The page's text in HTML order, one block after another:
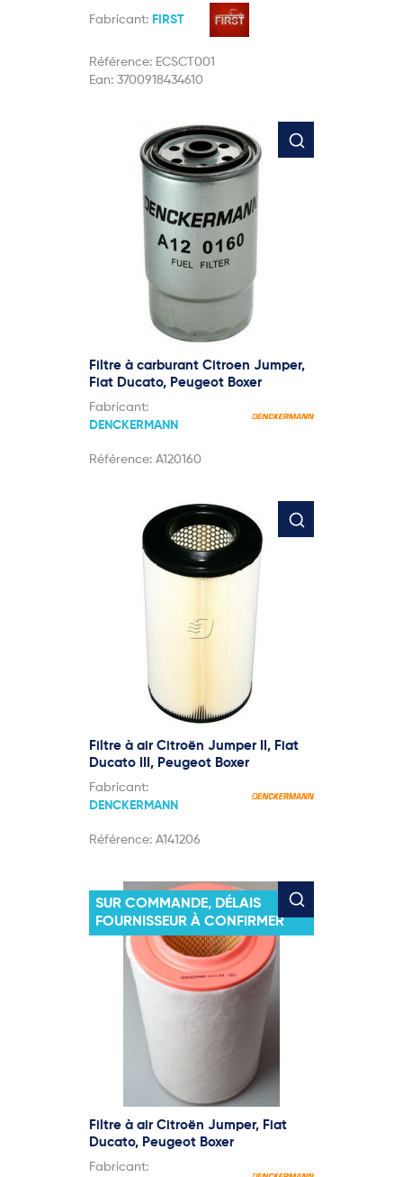
Fabricant: FIRST
Référence: ECSCT001
Ean: 3700918434610
Filtre à carburant Citroen Jumper,
Fiat Ducato, Peugeot Boxer
Fabricant:
DENCKERMANN
Référence: A120160
Filtre à air Citroën Jumper II, Fiat
Ducato III, Peugeot Boxer
Fabricant:
DENCKERMANN
Référence: A141206
Filtre à air Citroën Jumper, Fiat
Ducato, Peugeot Boxer
Fabricant:
SUR COMMANDE, DÉLAIS
FOURNISSEUR À CONFIRMER